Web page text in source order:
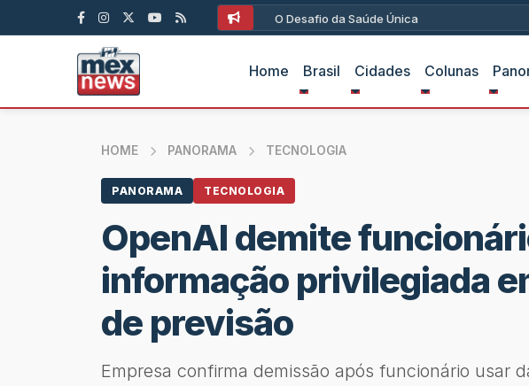
O Desafio da Saúde Única
Home Brasil Cidades Colunas
HOME PANORAMA TECNOLOGIA
PANORAMA TECNOLOGIA
OpenAI demite
informação privilegiada
de previsão
Empresa confirma demissão após funcionário usar